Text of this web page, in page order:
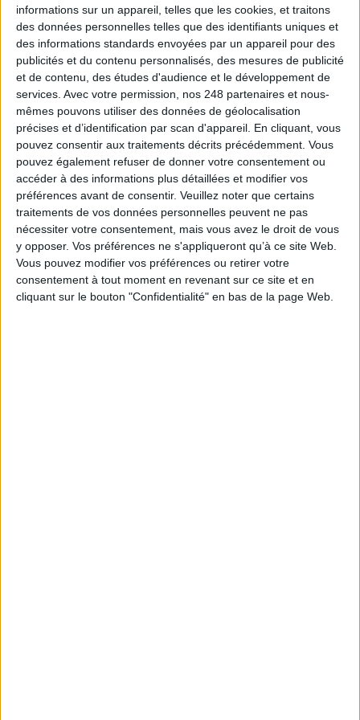
informations sur un appareil, telles que les cookies, et traitons
des données personnelles telles que des identifiants uniques et
des informations standards envoyées par un appareil pour des
publicités et du contenu personnalisés, des mesures de publicité
et de contenu, des études d'audience et le développement de
services. Avec votre permission, nos 248 partenaires et nous-
mêmes pouvons utiliser des données de géolocalisation
précises et d’identification par scan d'appareil. En cliquant, vous
pouvez consentir aux traitements décrits précédemment. Vous
pouvez également refuser de donner votre consentement ou
accéder à des informations plus détaillées et modifier vos
préférences avant de consentir. Veuillez noter que certains
traitements de vos données personnelles peuvent ne pas
nécessiter votre consentement, mais vous avez le droit de vous
y opposer. Vos préférences ne s'appliqueront qu’à ce site Web.
Vous pouvez modifier vos préférences ou retirer votre
consentement à tout moment en revenant sur ce site et en
cliquant sur le bouton "Confidentialité" en bas de la page Web.
Gestion Électronique De Documents
Gestion Documentaire
Connectez-vousou inscrivez-vouspour publier un commentaire
À LIRE SUR ARCHIMAG
La maturité numérique des entreprises françaises
laisse à désirer